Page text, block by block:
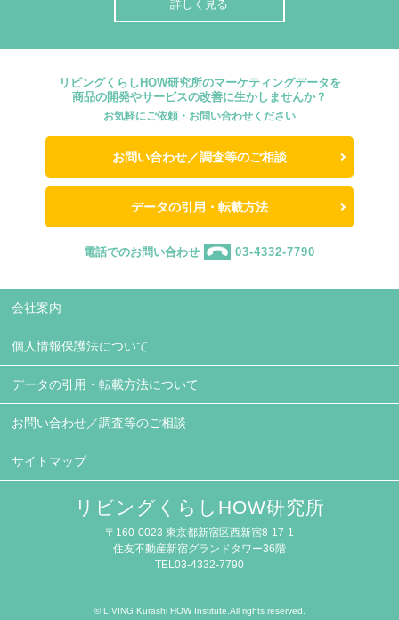
詳しく見る
リビングくらしHOW研究所のマーケティングデータを
商品の開発やサービスの改善に生かしませんか？
お気軽にご依頼・お問い合わせください
お問い合わせ／調査等のご相談
データの引用・転載方法
電話でのお問い合わせ 03-4332-7790
会社案内
個人情報保護法について
データの引用・転載方法について
お問い合わせ／調査等のご相談
サイトマップ
リビングくらしHOW研究所
〒160-0023 東京都新宿区西新宿8-17-1
住友不動産新宿グランドタワー36階
TEL03-4332-7790
© LIVING Kurashi HOW Institute.All rights reserved.